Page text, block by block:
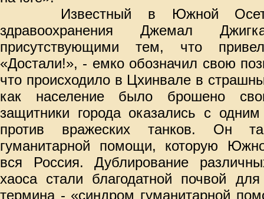
Известный в Южной
здравоохранения Джемал
присутствующими тем, что
«Достали!», - емко обозначил свою
что происходило в Цхинвале в
как население было брошено
защитники города оказались с
против вражеских танков. Он
гуманитарной помощи, которую
вся Россия. Дублирование
хаоса стали благодатной почвой
термина - «синдром гуманитарной